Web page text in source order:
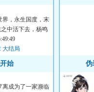
界，永生国度，末
中活下去，杨鸣
大结局
始
离成为了一家濒临
伪